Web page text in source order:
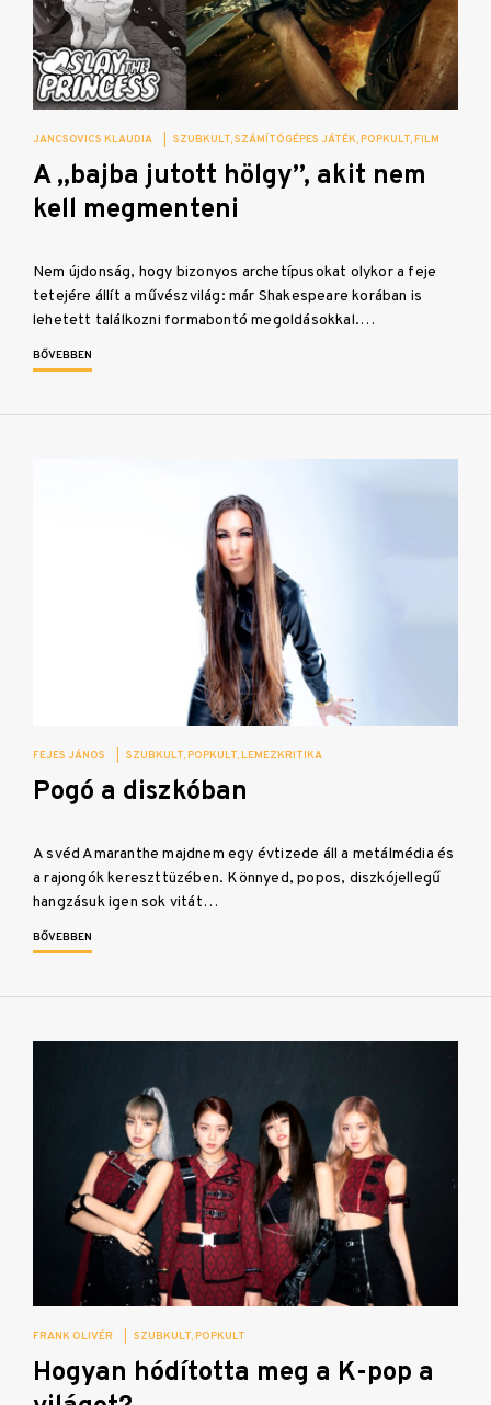
JANCSOVICS KLAUDIA SZUBKULT SZÁMÍTÓGÉPES JÁTÉK POPKULT FILM
A „bajba jutott hölgy”, akit nem
kell megmenteni
Nem újdonság, hogy bizonyos archetípusokat olykor a feje
tetejére állít a művészvilág: már Shakespeare korában is
lehetett találkozni formabontó megoldásokkal.…
BŐVEBBEN
FEJES JÁNOS SZUBKULT POPKULT LEMEZKRITIKA
Pogó a diszkóban
A svéd Amaranthe majdnem egy évtizede áll a metálmédia és
a rajongók kereszttüzében. Könnyed, popos, diszkójellegű
hangzásuk igen sok vitát…
BŐVEBBEN
FRANK OLIVÉR SZUBKULT POPKULT
Hogyan hódította meg a K-pop a